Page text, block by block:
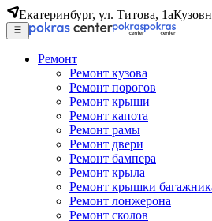
Екатеринбург, ул. Титова, 1а
Ремонт
Ремонт кузова
Ремонт порогов
Ремонт крыши
Ремонт капота
Ремонт рамы
Ремонт двери
Ремонт бампера
Ремонт крыла
Ремонт крышки
Ремонт лонжерона
Ремонт сколов